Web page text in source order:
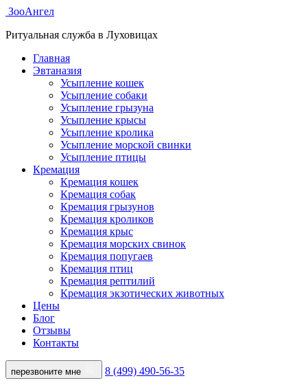
ЗооАнгел
Ритуальная служба в Луховицах
Главная
Эвтаназия
Усыпление кошек
Усыпление собаки
Усыпление грызуна
Усыпление крысы
Усыпление кролика
Усыпление морской свинки
Усыпление птицы
Кремация
Кремация кошек
Кремация собак
Кремация грызунов
Кремация кроликов
Кремация крыс
Кремация морских свинок
Кремация попугаев
Кремация птиц
Кремация рептилий
Кремация экзотических животных
Цены
Блог
Отзывы
Контакты
перезвоните мне 8 (499) 490-56-35